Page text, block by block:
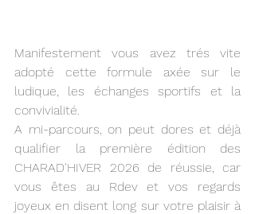
Manifestement vous avez trés vite
adopté cette formule axée sur le
ludique, les échanges sportifs et la
convivialité.
A mi-parcours, on peut dores et déjà
qualifier la première édition des
CHARAD'HIVER 2026 de réussie, car
vous êtes au Rdev et vos regards
joyeux en disent long sur votre plaisir à